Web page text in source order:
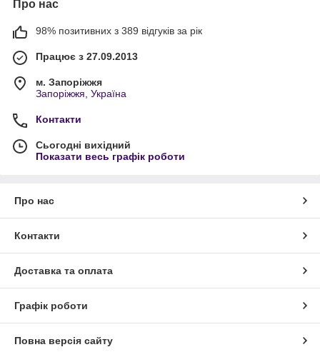
Про нас
98% позитивних з 389 відгуків за рік
Працює з 27.09.2013
м. Запоріжжя
Запоріжжя, Україна
Контакти
Сьогодні вихідний
Показати весь графік роботи
Про нас
Контакти
Доставка та оплата
Графік роботи
Повна версія сайту